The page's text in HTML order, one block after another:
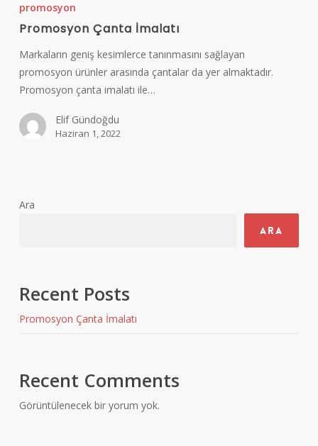
İmalatı
promosyon
Promosyon Çanta İmalatı
Markaların geniş kesimlerce tanınmasını sağlayan
promosyon ürünler arasında çantalar da yer almaktadır.
Promosyon çanta imalatı ile…
Elif Gündoğdu
Haziran 1, 2022
Ara
Ara
Recent Posts
Promosyon Çanta İmalatı
Recent Comments
Görüntülenecek bir yorum yok.